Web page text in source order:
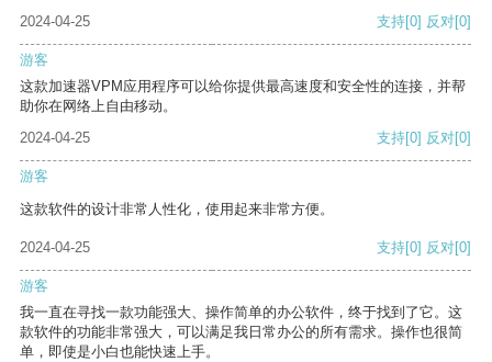
2024-04-25
支持[0] 反对[0]
游客
这款加速器VPM应用程序可以给你提供最高速度和安全性的连接，并帮
助你在网络上自由移动。
2024-04-25
支持[0] 反对[0]
游客
这款软件的设计非常人性化，使用起来非常方便。
2024-04-25 支持[0] 反对[0]
游客
我一直在寻找一款功能强大、操作简单的办公软件，终于找到了它。这
款软件的功能非常强大，可以满足我日常办公的所有需求。操作也很简
单，即使是小白也能快速上手。